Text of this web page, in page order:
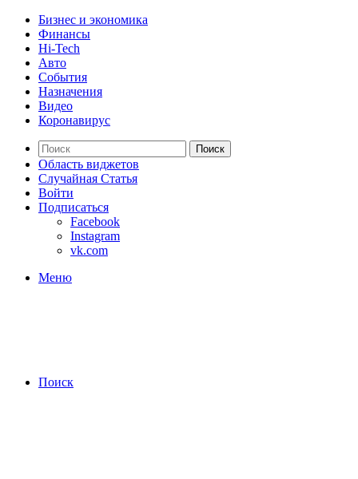
Бизнес и экономика
Финансы
Hi-Tech
Авто
События
Назначения
Видео
Коронавирус
Поиск
Область виджетов
Случайная Статья
Войти
Подписаться
Facebook
Instagram
vk.com
Меню
Поиск